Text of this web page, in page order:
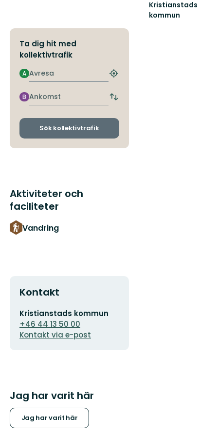
Ta dig hit med
kollektivtrafik
Avresa
A
Hitta
hållplats
Ankomst
B
Byt
och
Sök kollektivtrafik
Aktiviteter och
faciliteter
Vandring
Kontakt
E-
postadress
Kristianstads kommun
+46 44 13 50 00
Kontakt via e-post
Jag har varit här
Jag har varit här
Kristianstads
kommun